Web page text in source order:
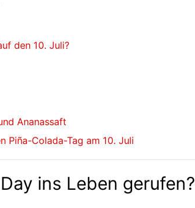
den 10. Juli?
Ananassaft
Piña-Colada-Tag am 10. Juli
ins Leben gerufen?